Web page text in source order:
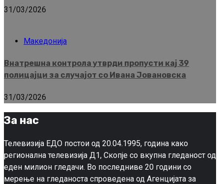
31/03/2026
Македонија
Внатрешна контрола утврди пропусти кај 39
полицајци за случајот со Ивана Јовановска
31/03/2026
За нас
Телевизија ЕДО постои од 20.04.1995, година како
регионална телевизија Д1, Скопје со вкупна гледаност од
еден милион гледачи. Во последниве 20 години со
мерење на гледаноста спроведена од Агенцијата за